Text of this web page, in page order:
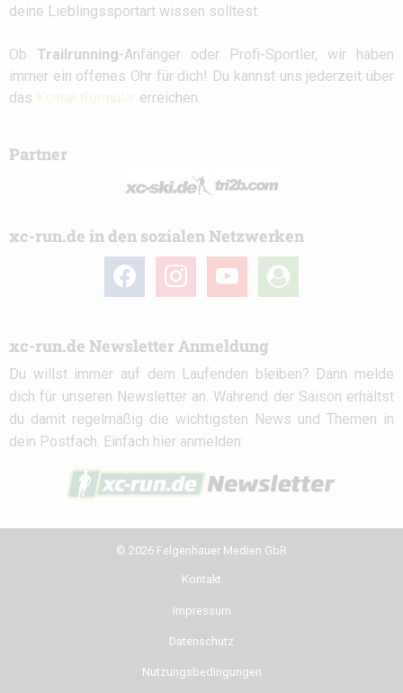
deine Lieblingssportart wissen solltest.
Ob Trailrunning-Anfänger oder Profi-Sportler, wir haben
immer ein offenes Ohr für dich! Du kannst uns jederzeit über
das Kontaktformular erreichen.
Partner
xc-run.de in den sozialen Netzwerken
facebook instagramyoutube
user-
circle
xc-run.de Newsletter Anmeldung
Du willst immer auf dem Laufenden bleiben? Dann melde
dich für unseren Newsletter an. Während der Saison erhältst
du damit regelmäßig die wichtigsten News und Themen in
dein Postfach. Einfach hier anmelden:
© 2026 Felgenhauer Medien GbR
Kontakt
Impressum
Datenschutz
Nutzungsbedingungen